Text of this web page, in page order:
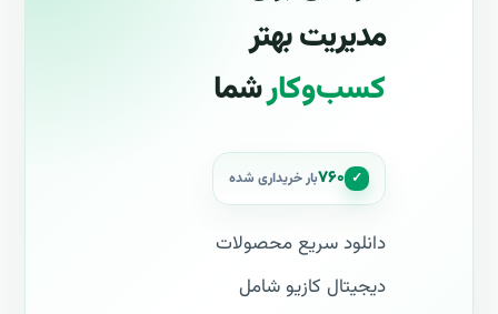
مدیریت بهتر
کسب‌وکارشما
✓ ۷۶۰بار خریداری شده
دانلود سریع محصولات
دیجیتال کازیو شامل